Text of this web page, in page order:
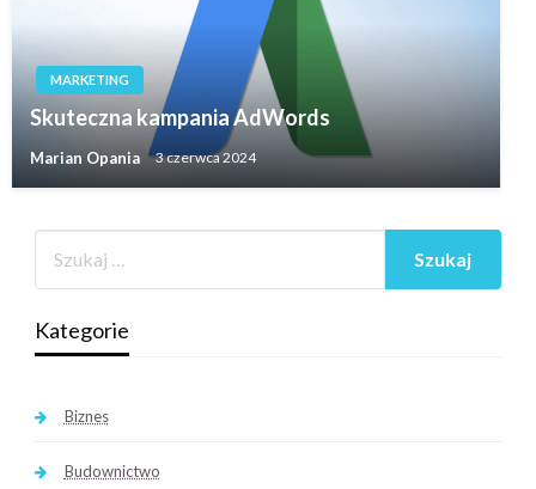
MARKETING
Skuteczna kampania AdWords
Marian Opania 3 czerwca 2024
Kategorie
Biznes
Budownictwo